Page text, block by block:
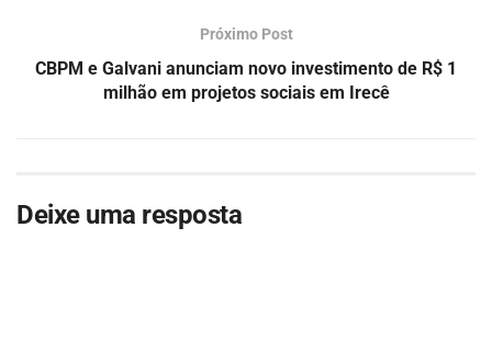
Próximo Post
CBPM e Galvani anunciam novo investimento de R$ 1
milhão em projetos sociais em Irecê
Deixe uma resposta